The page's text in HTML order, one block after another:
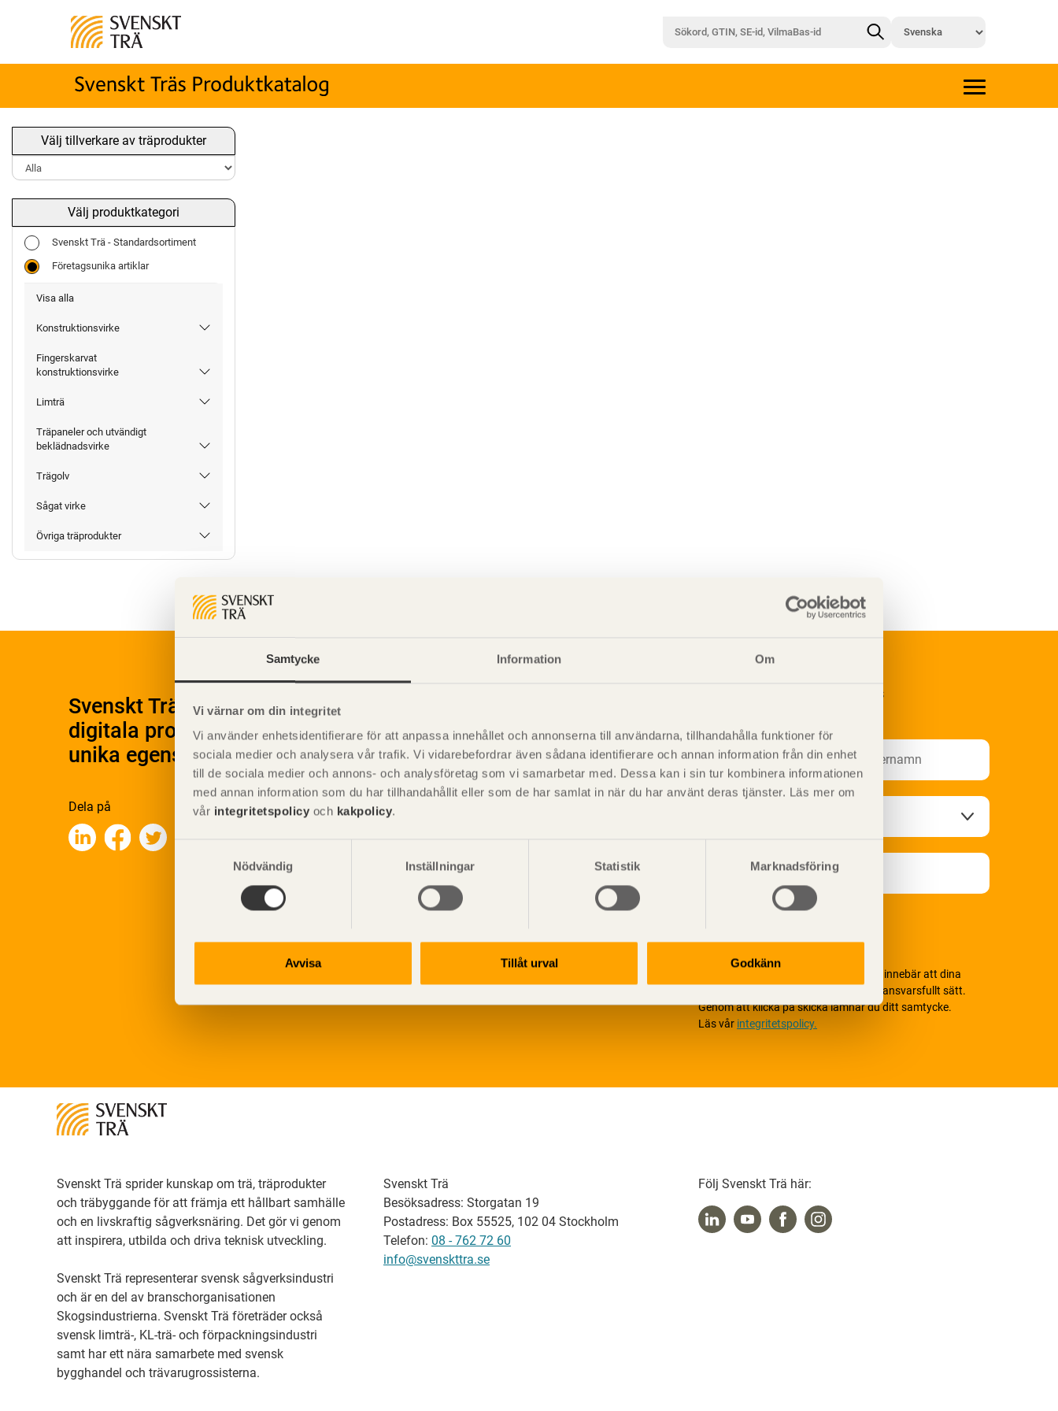
Samtycke Information Om
Vi värnar om din integritet
Vi använder enhetsidentifierare för att anpassa innehållet och annonserna till användarna, tillhandahålla funktioner för
sociala medier och analysera vår trafik. Vi vidarebefordrar även sådana identifierare och annan information från din enhet
till de sociala medier och annons- och analysföretag som vi samarbetar med. Dessa kan i sin tur kombinera informationen
med annan information som du har tillhandahållit eller som de har samlat in när du har använt deras tjänster. Läs mer om
vår integritetspolicy och kakpolicy.
Nödvändig
Inställningar Statistik Marknadsföring
Avvisa Tillåt urval Godkänn
Välj tillverkare av träprodukter
Välj produktkategori
Svenskt Trä - Standardsortiment
Företagsunika artiklar
Visa alla
Konstruktionsvirke
Fingerskarvat
konstruktionsvirke
Limträ
Träpaneler och utvändigt
beklädnadsvirke
Trägolv
Sågat virke
Övriga träprodukter
Svenskt Träs Produktkatalog är svensk sågverksnärings
digitala produktkatalog för att beskriva träprodukter och deras
unika egenskaper.
Dela på
Prenumerera på Svenskt Träs
Vi värnar om personlig integritet vilket innebär att dina
personuppgifter alltid hanteras på ett ansvarsfullt sätt.
Genom att klicka på skicka lämnar du ditt samtycke.
Läs vår integritetspolicy.
Svenskt Trä sprider kunskap om trä, träprodukter
och träbyggande för att främja ett hållbart samhälle
och en livskraftig sågverksnäring. Det gör vi genom
att inspirera, utbilda och driva teknisk utveckling.
Svenskt Trä representerar svensk sågverksindustri
och är en del av branschorganisationen
Skogsindustrierna. Svenskt Trä företräder också
svensk limträ-, KL-trä- och förpackningsindustri
samt har ett nära samarbete med svensk
bygghandel och trävarugrossisterna.
Svenskt Trä
Besöksadress: Storgatan 19
Postadress: Box 55525, 102 04 Stockholm
Telefon: 08 - 762 72 60
info@svenskttra.se
Följ Svenskt Trä här: